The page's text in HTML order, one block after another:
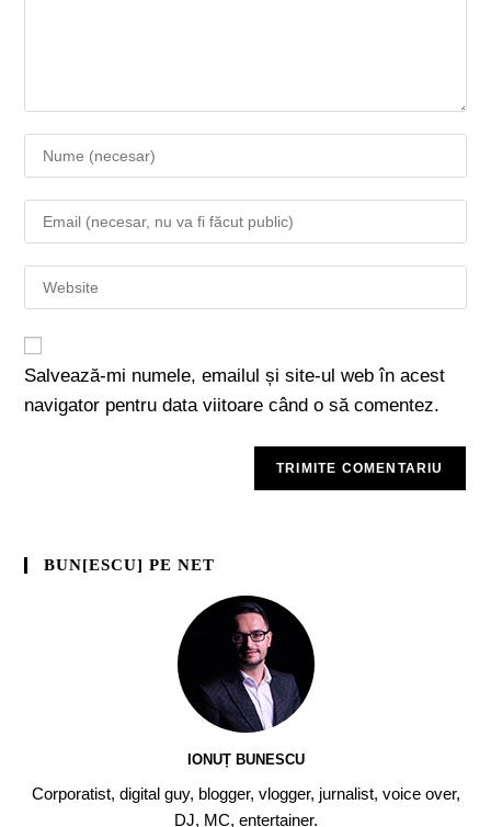
Salvează-mi numele, emailul și site-ul web în acest
navigator pentru data viitoare când o să comentez.
BUN[ESCU] PE NET
IONUȚ BUNESCU
Corporatist, digital guy, blogger, vlogger, jurnalist, voice over,
DJ, MC, entertainer.